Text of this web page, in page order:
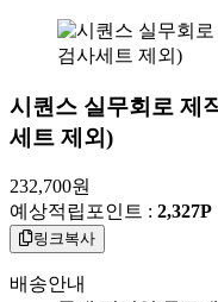
시퀀스 실무회로 제
세트 제외)
232,700원
예상적립포인트 : 2,327P
링크복사
배송안내